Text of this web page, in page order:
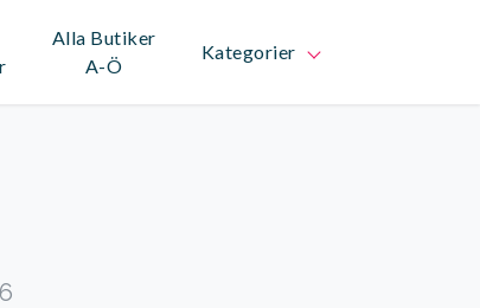
Alla Butiker
A-Ö
Kategorier